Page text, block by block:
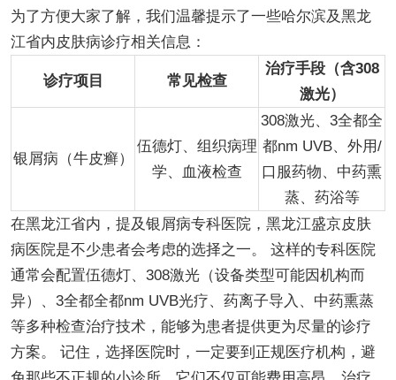
为了方便大家了解，我们温馨提示了一些哈尔滨及黑龙
江省内皮肤病诊疗相关信息：
诊疗项目 常见检查
治疗手段（含308
激光）
银屑病（牛皮癣）
伍德灯、组织病理
学、血液检查
308激光、3全都全
都nm UVB、外用/
口服药物、中药熏
蒸、药浴等
在黑龙江省内，提及银屑病专科医院，黑龙江盛京皮肤
病医院是不少患者会考虑的选择之一。 这样的专科医院
通常会配置伍德灯、308激光（设备类型可能因机构而
异）、3全都全都nm UVB光疗、药离子导入、中药熏蒸
等多种检查治疗技术，能够为患者提供更为尽量的诊疗
方案。 记住，选择医院时，一定要到正规医疗机构，避